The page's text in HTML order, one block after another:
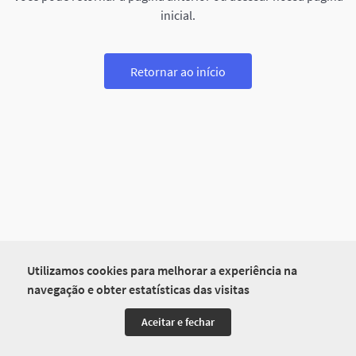
Utilizamos cookies para melhorar a experiência na
navegação e obter estatísticas das visitas
Aceitar e fechar
inicial.
Retornar ao início